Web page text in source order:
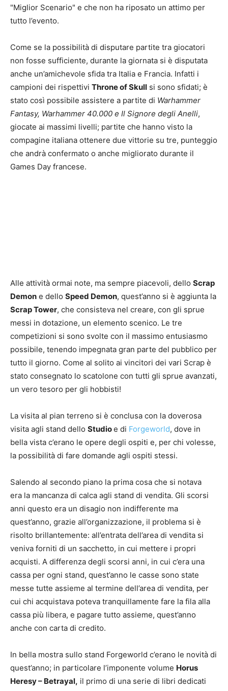
"Miglior Scenario" e che non ha riposato un attimo per
tutto l’evento.
Come se la possibilità di disputare partite tra giocatori
non fosse sufficiente, durante la giornata si è disputata
anche un’amichevole sfida tra Italia e Francia. Infatti i
campioni dei rispettivi Throne of Skull si sono sfidati; è
stato così possibile assistere a partite di Warhammer
Fantasy, Warhammer 40.000 e Il Signore degli Anelli,
giocate ai massimi livelli; partite che hanno visto la
compagine italiana ottenere due vittorie su tre, punteggio
che andrà confermato o anche migliorato durante il
Games Day francese.
Alle attività ormai note, ma sempre piacevoli, dello Scrap
Demon e dello Speed Demon, quest’anno si è aggiunta la
Scrap Tower, che consisteva nel creare, con gli sprue
messi in dotazione, un elemento scenico. Le tre
competizioni si sono svolte con il massimo entusiasmo
possibile, tenendo impegnata gran parte del pubblico per
tutto il giorno. Come al solito ai vincitori dei vari Scrap è
stato consegnato lo scatolone con tutti gli sprue avanzati,
un vero tesoro per gli hobbisti!
La visita al pian terreno si è conclusa con la doverosa
visita agli stand dello Studioe di Forgeworld, dove in
bella vista c’erano le opere degli ospiti e, per chi volesse,
la possibilità di fare domande agli ospiti stessi.
Salendo al secondo piano la prima cosa che si notava
era la mancanza di calca agli stand di vendita. Gli scorsi
anni questo era un disagio non indifferente ma
quest’anno, grazie all’organizzazione, il problema si è
risolto brillantemente: all’entrata dell’area di vendita si
veniva forniti di un sacchetto, in cui mettere i propri
acquisti. A differenza degli scorsi anni, in cui c’era una
cassa per ogni stand, quest’anno le casse sono state
messe tutte assieme al termine dell’area di vendita, per
cui chi acquistava poteva tranquillamente fare la fila alla
cassa più libera, e pagare tutto assieme, quest’anno
anche con carta di credito.
In bella mostra sullo stand Forgeworld c’erano le novità di
quest’anno; in particolare l’imponente volume Horus
Heresy – Betrayal, il primo di una serie di libri dedicati